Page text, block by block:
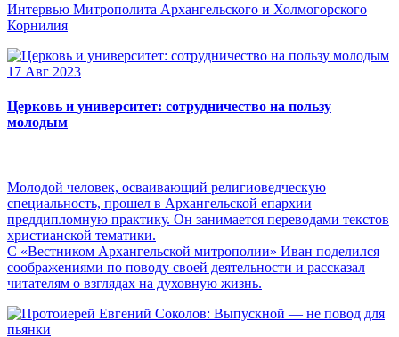
Интервью Митрополита Архангельского и Холмогорского
Корнилия
17 Авг 2023
Церковь и университет: сотрудничество на пользу
молодым
Молодой человек, осваивающий религиоведческую
специальность, прошел в Архангельской епархии
преддипломную практику. Он занимается переводами текстов
христианской тематики.
С «Вестником Архангельской митрополии» Иван поделился
соображениями по поводу своей деятельности и рассказал
читателям о взглядах на духовную жизнь.